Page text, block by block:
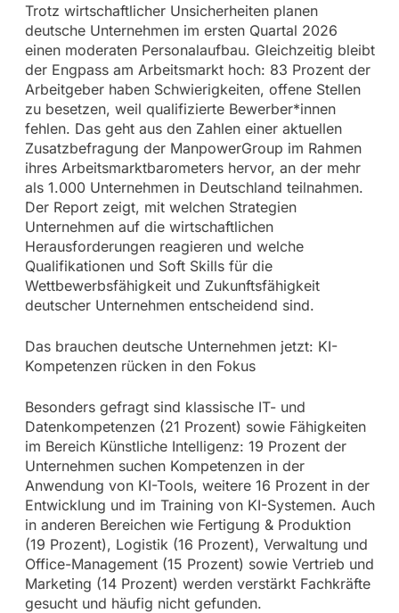
Trotz wirtschaftlicher Unsicherheiten planen
deutsche Unternehmen im ersten Quartal 2026
einen moderaten Personalaufbau. Gleichzeitig bleibt
der Engpass am Arbeitsmarkt hoch: 83 Prozent der
Arbeitgeber haben Schwierigkeiten, offene Stellen
zu besetzen, weil qualifizierte Bewerber*innen
fehlen. Das geht aus den Zahlen einer aktuellen
Zusatzbefragung der ManpowerGroup im Rahmen
ihres Arbeitsmarktbarometers hervor, an der mehr
als 1.000 Unternehmen in Deutschland teilnahmen.
Der Report zeigt, mit welchen Strategien
Unternehmen auf die wirtschaftlichen
Herausforderungen reagieren und welche
Qualifikationen und Soft Skills für die
Wettbewerbsfähigkeit und Zukunftsfähigkeit
deutscher Unternehmen entscheidend sind.
Das brauchen deutsche Unternehmen jetzt: KI-
Kompetenzen rücken in den Fokus
Besonders gefragt sind klassische IT- und
Datenkompetenzen (21 Prozent) sowie Fähigkeiten
im Bereich Künstliche Intelligenz: 19 Prozent der
Unternehmen suchen Kompetenzen in der
Anwendung von KI-Tools, weitere 16 Prozent in der
Entwicklung und im Training von KI-Systemen. Auch
in anderen Bereichen wie Fertigung & Produktion
(19 Prozent), Logistik (16 Prozent), Verwaltung und
Office-Management (15 Prozent) sowie Vertrieb und
Marketing (14 Prozent) werden verstärkt Fachkräfte
gesucht und häufig nicht gefunden.